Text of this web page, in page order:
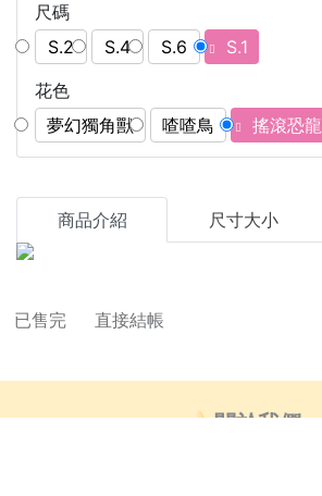
尺碼
S.2
S.4 S.6
S.1
花色
夢幻獨角獸
喳喳鳥 搖滾恐龍
商品介紹 尺寸大小
直接結帳
🍌關於我們